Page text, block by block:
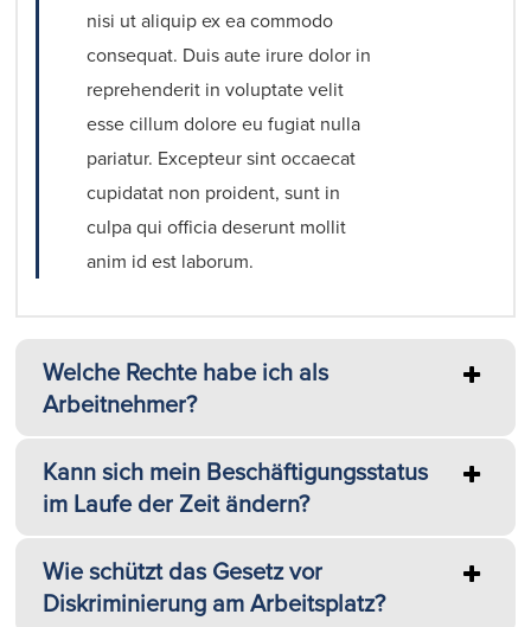
nisi ut aliquip ex ea commodo
consequat. Duis aute irure dolor in
reprehenderit in voluptate velit
esse cillum dolore eu fugiat nulla
pariatur. Excepteur sint occaecat
cupidatat non proident, sunt in
culpa qui officia deserunt mollit
anim id est laborum.
Welche Rechte habe ich als
Arbeitnehmer?
Kann sich mein Beschäftigungsstatus
im Laufe der Zeit ändern?
Wie schützt das Gesetz vor
Diskriminierung am Arbeitsplatz?